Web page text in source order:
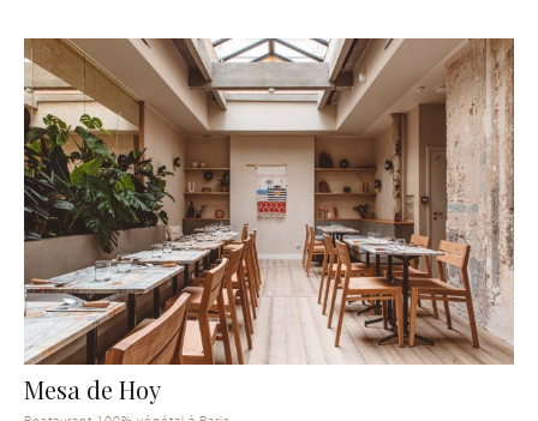
Mesa de Hoy